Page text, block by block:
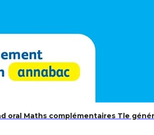
oral Maths complémentaires Tle